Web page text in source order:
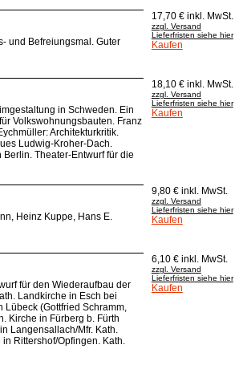
und Befreiungsmal. Guter
17,70 € inkl. MwSt.
zzgl. Versand
Lieferfristen siehe hier
Kaufen
in Schweden. Ein
Volkswohnungsbauten. Franz
Architekturkritik.
Ludwig-Kroher-Dach.
Theater-Entwurf für die
18,10 € inkl. MwSt.
zzgl. Versand
Lieferfristen siehe hier
Kaufen
Heinz Kuppe, Hans E.
9,80 € inkl. MwSt.
zzgl. Versand
Lieferfristen siehe hier
Kaufen
für den Wiederaufbau der
Landkirche in Esch bei
Lübeck (Gottfried Schramm,
Kirche in Fürberg b. Fürth
Langensallach/Mfr. Kath.
Rittershof/Opfingen. Kath.
6,10 € inkl. MwSt.
zzgl. Versand
Lieferfristen siehe hier
Kaufen